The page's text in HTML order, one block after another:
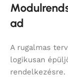
ad
A rugalmas
logikusan
rendelkezésre.